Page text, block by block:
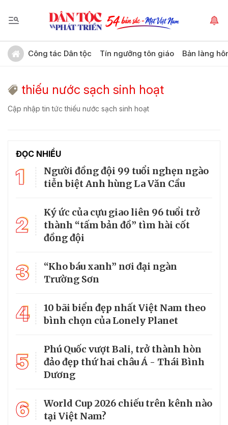
Công tác Dân tộc Tín ngưỡng tôn giáo Bản làng
thiếu nước sạch sinh hoạt
Cập nhập tin tức thiếu nước sạch sinh hoạt
ĐỌC NHIỀU
1
Người đồng đội 99 tuổi nghẹn ngào
tiễn biệt Anh hùng La Văn Cầu
2
Ký ức của cựu giao liên 96 tuổi trở
thành “tấm bản đồ” tìm hài cốt
đồng đội
3
“Kho báu xanh” nơi đại ngàn
Trường Sơn
4
10 bãi biển đẹp nhất Việt Nam theo
bình chọn của Lonely Planet
5
Phú Quốc vượt Bali, trở thành hòn
đảo đẹp thứ hai châu Á - Thái Bình
Dương
6
World Cup 2026 chiếu trên kênh nào
tại Việt Nam?